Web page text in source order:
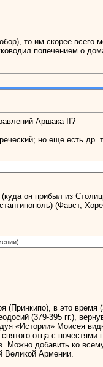
то им скорее
попечением о
Аршака II?
но еще есть др.
он прибыл из
(Фавст,
в это время
(379-395 гг.),
«Истории» Моисея
отца с
Можно добавить ко
Великой Армении.